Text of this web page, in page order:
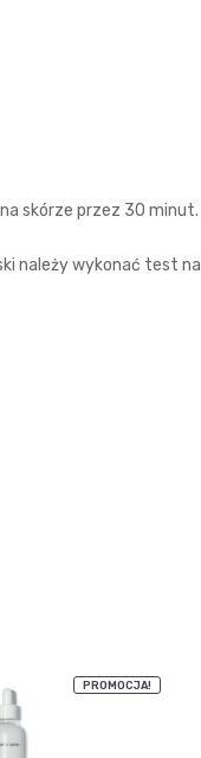
skórze przez 30
należy wykonać test
PROMOCJA!